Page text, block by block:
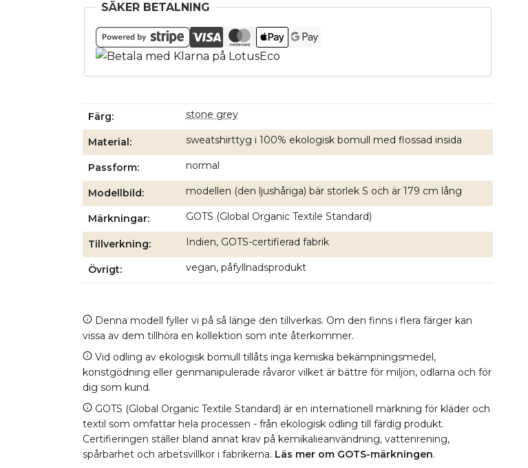
SÄKER BETALNING
Färg stone grey
Material sweatshirttyg i 100% ekologisk bomull med flossad insida
Passform normal
Modellbild modellen (den ljushåriga) bär storlek S och är 179 cm lång
Märkningar GOTS (Global Organic Textile Standard)
Tillverkning Indien, GOTS-certifierad fabrik
Övrigt vegan, påfyllnadsprodukt
Denna modell fyller vi på så länge den tillverkas. Om den finns i flera färger kan
vissa av dem tillhöra en kollektion som inte återkommer.
Vid odling av ekologisk bomull tillåts inga kemiska bekämpningsmedel,
konstgödning eller genmanipulerade råvaror vilket är bättre för miljön, odlarna och för
dig som kund.
GOTS (Global Organic Textile Standard) är en internationell märkning för kläder och
textil som omfattar hela processen - från ekologisk odling till färdig produkt.
Certifieringen ställer bland annat krav på kemikalieanvändning, vattenrening,
spårbarhet och arbetsvillkor i fabrikerna. Läs mer om GOTS-märkningen.